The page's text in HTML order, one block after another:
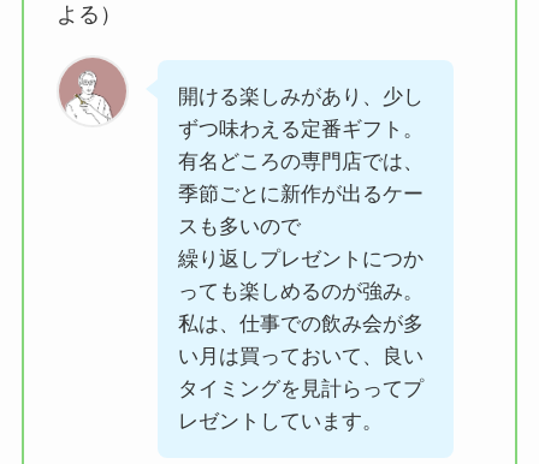
よる）
開ける楽しみがあり、少し
ずつ味わえる定番ギフト。
有名どころの専門店では、
季節ごとに新作が出るケー
スも多いので
繰り返しプレゼントにつか
っても楽しめるのが強み。
私は、仕事での飲み会が多
い月は買っておいて、良い
タイミングを見計らってプ
レゼントしています。